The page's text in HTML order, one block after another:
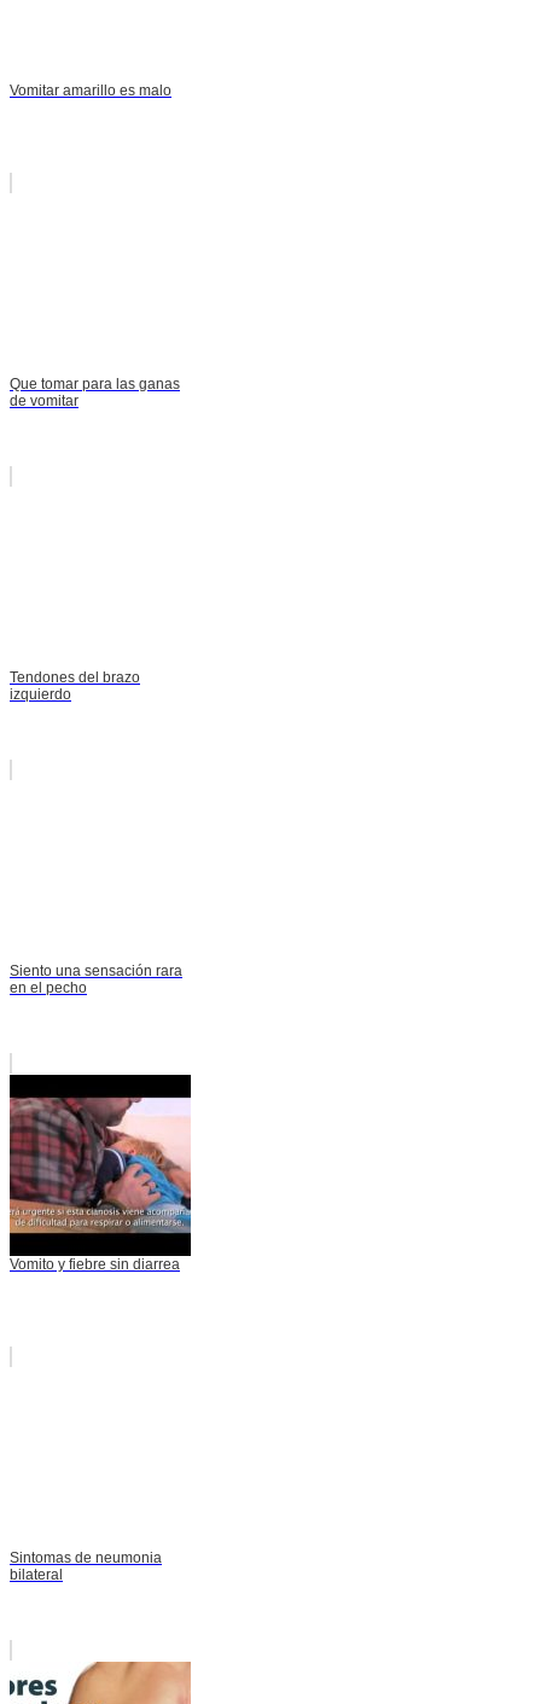
Vomitar amarillo es malo
Que tomar para las ganas
de vomitar
Tendones del brazo
izquierdo
Siento una sensación rara
en el pecho
Vomito y fiebre sin diarrea
Sintomas de neumonia
bilateral